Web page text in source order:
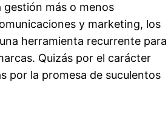
gestión más o menos
y marketing, los
herramienta recurrente para
Quizás por el carácter
por la promesa de suculentos